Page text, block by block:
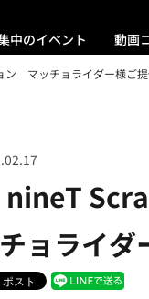
中のイベント 動画
ン マッチョライダー様ご
nineT
ョライダ